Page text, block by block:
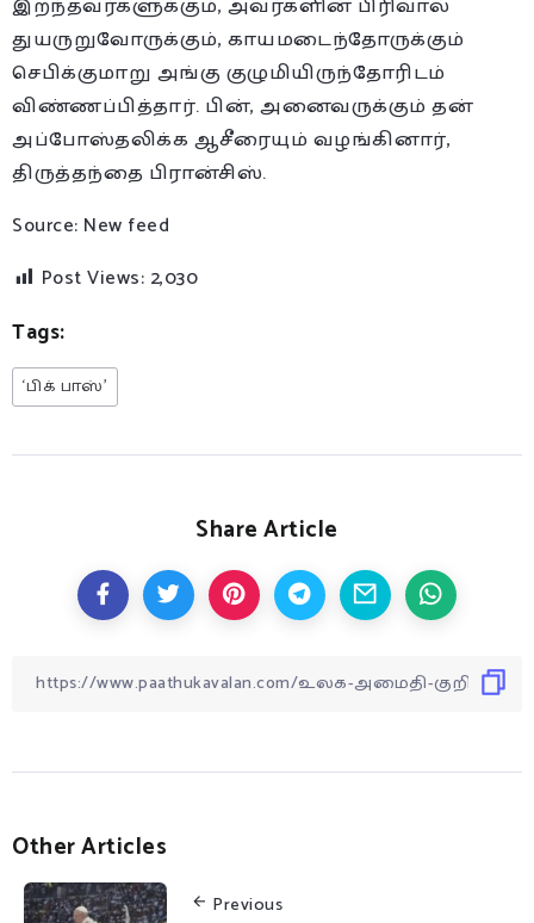
துயருறுவோருக்கும், காயமடைந்தோருக்கும்
செபிக்குமாறு அங்கு குழுமியிருந்தோரிடம்
விண்ணப்பித்தார். பின், அனைவருக்கும் தன்
அப்போஸ்தலிக்க ஆசீரையும் வழங்கினார்,
திருத்தந்தை பிரான்சிஸ்.
Source: New feed
Post Views: 2,030
Tags:
‘பிக் பாஸ்’
Share Article
Other Articles
Previous